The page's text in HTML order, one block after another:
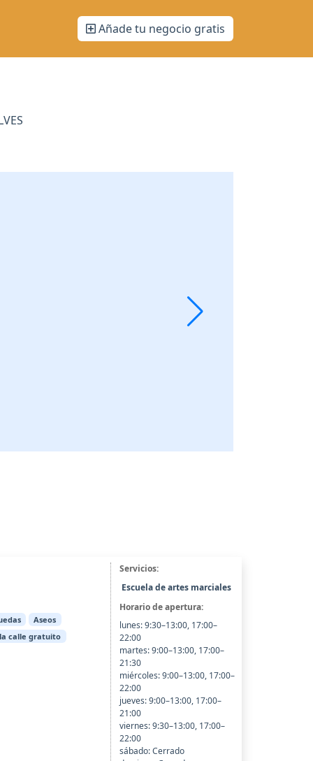
Añade tu negocio gratis
Aseos
calle gratuito
Servicios:
Escuela de artes marciales
Horario de apertura:
lunes: 9:30–13:00, 17:00–
22:00
martes: 9:00–13:00, 17:00–
21:30
miércoles: 9:00–13:00, 17:00–
22:00
jueves: 9:00–13:00, 17:00–
21:00
viernes: 9:30–13:00, 17:00–
22:00
sábado: Cerrado